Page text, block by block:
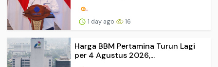
1 day ago 16
Harga BBM Pertamina Turun Lagi
per 4 Agustus 2026,...